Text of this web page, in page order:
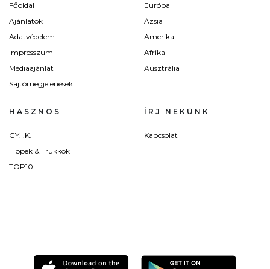
Főoldal
Ajánlatok
Adatvédelem
Impresszum
Médiaajánlat
Sajtómegjelenések
Európa
Ázsia
Amerika
Afrika
Ausztrália
HASZNOS
GY.I.K.
Tippek & Trükkök
TOP10
ÍRJ NEKÜNK
Kapcsolat